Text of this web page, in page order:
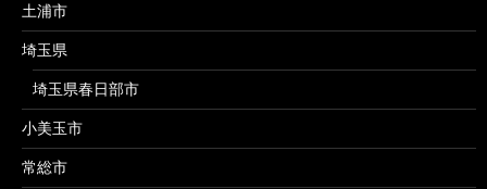
土浦市
埼玉県
埼玉県春日部市
小美玉市
常総市